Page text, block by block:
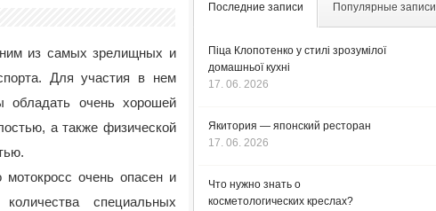
из самых зрелищных и
Для участия в нем
обладать очень хорошей
а также физической
мотокросс очень опасен и
количества специальных
Последние записи Популярные записи
Піца Клопотенко у стилі зрозумілої
домашньої кухні
17. 06. 2026
Якитория — японский ресторан
17. 06. 2026
Что нужно знать о
косметологических креслах?